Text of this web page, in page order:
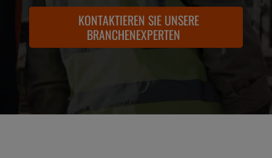
KONTAKTIEREN SIE UNSERE
BRANCHENEXPERTEN